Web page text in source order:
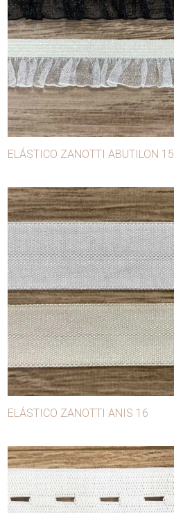
Ballena
Bobina lúrex
Bobinas para máquina
Botones
Broches
Cintas
Conglomerados
Copas
Cordones
Cuerda manila
Cursores
Elásticos
Festones
Flecos
Galones
Guantes
Guata
Hebillas
ELÁSTICO ZANOTTI ABUTILON 15
ELÁSTICO ZANOTTI ANIS 16